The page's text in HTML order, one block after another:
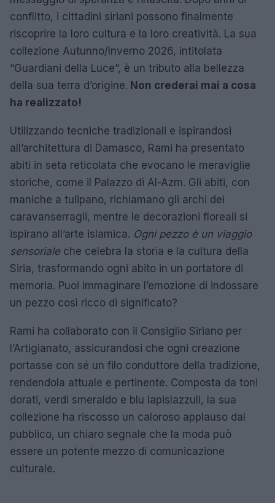
conflitto, i cittadini siriani possono finalmente
riscoprire la loro cultura e la loro creatività. La sua
collezione Autunno/Inverno 2026, intitolata
“Guardiani della Luce”, è un tributo alla bellezza
della sua terra d’origine. Non crederai mai a cosa
ha realizzato!
Utilizzando tecniche tradizionali e ispirandosi
all’architettura di Damasco, Rami ha presentato
abiti in seta reticolata che evocano le meraviglie
storiche, come il Palazzo di Al-Azm. Gli abiti, con
maniche a tulipano, richiamano gli archi dei
caravanserragli, mentre le decorazioni floreali si
ispirano all’arte islamica. Ogni pezzo è un viaggio
sensorialeche celebra la storia e la cultura della
Siria, trasformando ogni abito in un portatore di
memoria. Puoi immaginare l’emozione di indossare
un pezzo così ricco di significato?
Rami ha collaborato con il Consiglio Siriano per
l’Artigianato, assicurandosi che ogni creazione
portasse con sé un filo conduttore della tradizione,
rendendola attuale e pertinente. Composta da toni
dorati, verdi smeraldo e blu lapislazzuli, la sua
collezione ha riscosso un caloroso applauso dal
pubblico, un chiaro segnale che la moda può
essere un potente mezzo di comunicazione
culturale.